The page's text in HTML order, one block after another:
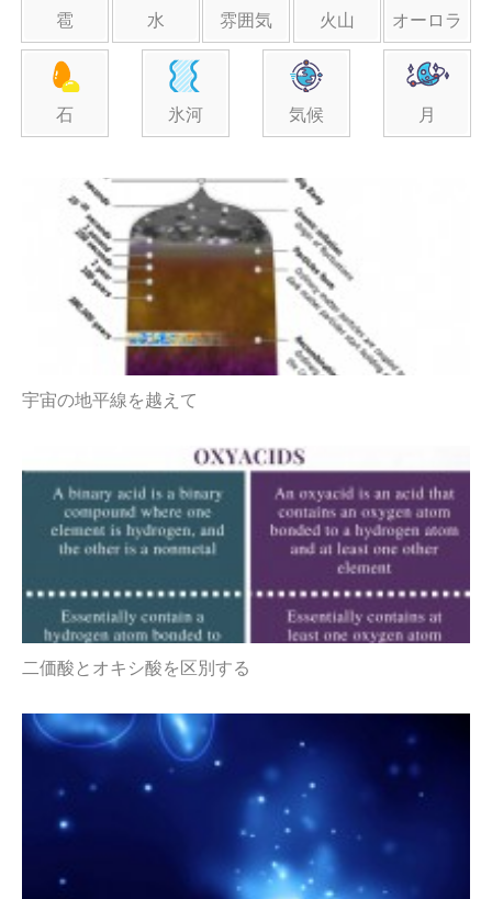
雹 水 雰囲気 火山 オーロラ
石 氷河 気候 月
宇宙の地平線を越​​えて
二価酸とオキシ酸を区別する